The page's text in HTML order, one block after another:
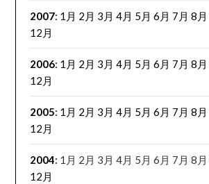
2007: 1月 2月 3月 4月 5月 6月 7月 8月
12月
2006: 1月 2月 3月 4月 5月 6月 7月 8月
12月
2005: 1月 2月 3月 4月 5月 6月 7月 8月
12月
2004: 1月 2月 3月 4月 5月 6月 7月 8月
12月